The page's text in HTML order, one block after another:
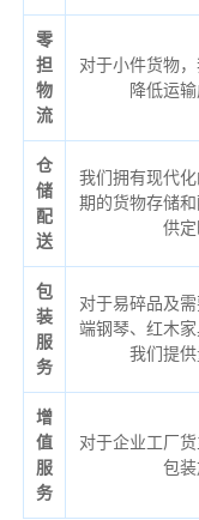
零
担
物
流
对于小件货物
降低运
仓
储
配
送
我们拥有现代
期的货物存储
供
包
装
服
务
对于易碎品及
端钢琴、红木
我们提
增
值
服
务
对于企业工厂
包